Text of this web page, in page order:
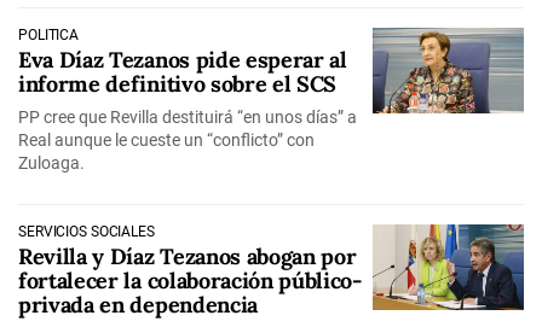
POLÍTICA
Eva Díaz Tezanos pide esperar al
informe definitivo sobre el SCS
PP cree que Revilla destituirá “en unos días” a
Real aunque le cueste un “conflicto” con
Zuloaga.
SERVICIOS SOCIALES
Revilla y Díaz Tezanos abogan por
fortalecer la colaboración público-
privada en dependencia